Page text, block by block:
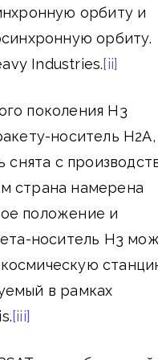
орбиту и
орбиту.
Industries.[ii]
поколения H3
носитель H2A,
снята с
страна намерена
положение и
носитель H3
в рамках
[iii]